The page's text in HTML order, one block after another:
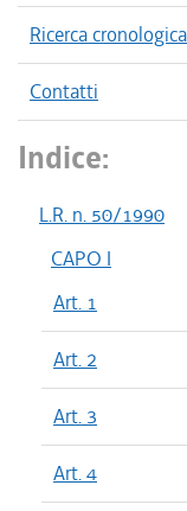
Ricerca
Contatti
Indice:
L.R. n. 50/1990
CAPO I
Art. 1
Art. 2
Art. 3
Art. 4